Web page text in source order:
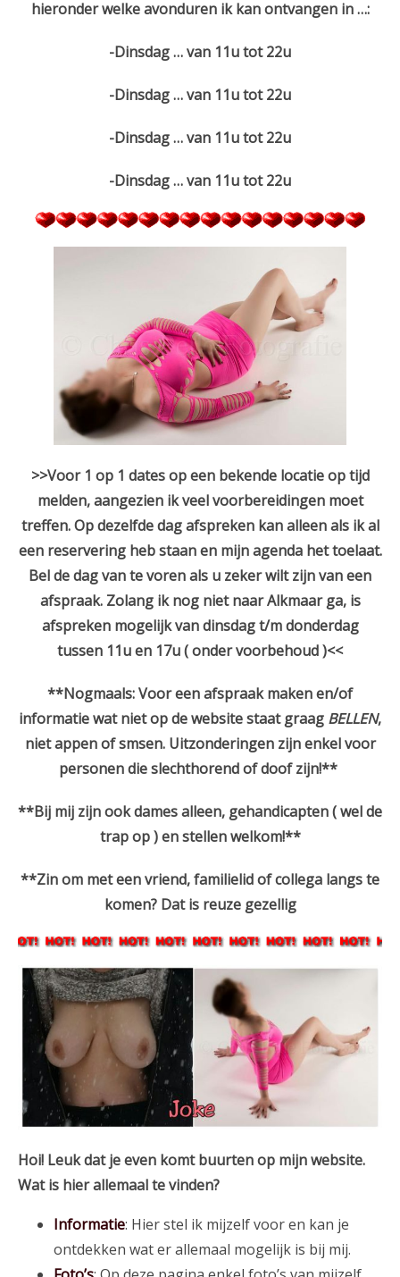
hieronder welke avonduren ik kan ontvangen in …:
-Dinsdag … van 11u tot 22u
-Dinsdag … van 11u tot 22u
-Dinsdag … van 11u tot 22u
-Dinsdag … van 11u tot 22u
>>Voor 1 op 1 dates op een bekende locatie op tijd
melden, aangezien ik veel voorbereidingen moet
treffen. Op dezelfde dag afspreken kan alleen als ik al
een reservering heb staan en mijn agenda het toelaat.
Bel de dag van te voren als u zeker wilt zijn van een
afspraak. Zolang ik nog niet naar Alkmaar ga, is
afspreken mogelijk van dinsdag t/m donderdag
tussen 11u en 17u ( onder voorbehoud )<<
**Nogmaals: Voor een afspraak maken en/of
informatie wat niet op de website staat graag BELLEN,
niet appen of smsen. Uitzonderingen zijn enkel voor
personen die slechthorend of doof zijn!**
**Bij mij zijn ook dames alleen, gehandicapten ( wel de
trap op ) en stellen welkom!**
**Zin om met een vriend, familielid of collega langs te
komen? Dat is reuze gezellig
Hoi! Leuk dat je even komt buurten op mijn website.
Wat is hier allemaal te vinden?
Informatie: Hier stel ik mijzelf voor en kan je
ontdekken wat er allemaal mogelijk is bij mij.